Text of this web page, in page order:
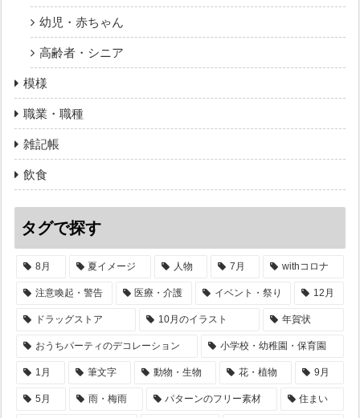
幼児・赤ちゃん
高齢者・シニア
模様
職業・職種
雑記帳
飲食
タグで探す
8月 夏イメージ 人物 7月 withコロナ
注意喚起・警告 医療・介護 イベント・祭り 12月
ドラッグストア 10月のイラスト 年賀状
おうちパーティのデコレーション 小学校・幼稚園・保育園
1月 筆文字 動物・生物 花・植物 9月
5月 雨・梅雨 パターンのフリー素材 住まい